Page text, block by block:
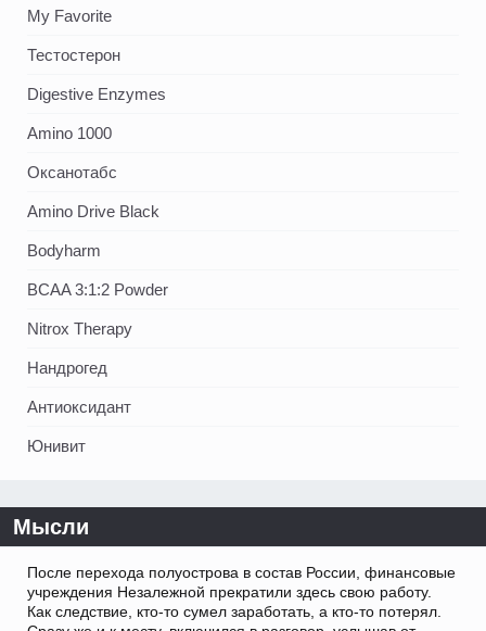
My Favorite
Тестостерон
Digestive Enzymes
Amino 1000
Оксанотабс
Amino Drive Black
Bodyharm
BCAA 3:1:2 Powder
Nitrox Therapy
Нандрогед
Антиоксидант
Юнивит
Мысли
После перехода полуострова в состав России, финансовые
учреждения Незалежной прекратили здесь свою работу.
Как следствие, кто-то сумел заработать, а кто-то потерял.